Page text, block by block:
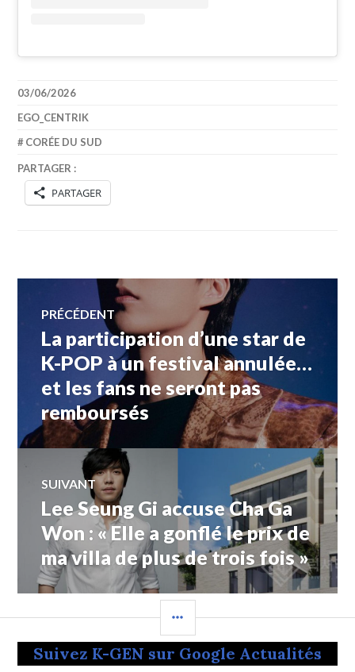
03/06/2026
EGO_CENTRIK
CORÉE DU SUD
PARTAGER :
PARTAGER
Navigation
de
l’article
PRÉCÉDENT
Article
précédent :
La participation d’une star de
K-POP à un festival annulée…
et les fans ne seront pas
remboursés
SUIVANT
Article
Suivant:
Lee Seung Gi accuse Cha Ga
Won : « Elle a gonflé le prix de
ma villa de plus de trois fois »
LATÉRALE
Suivez K-GEN sur Google Actualités